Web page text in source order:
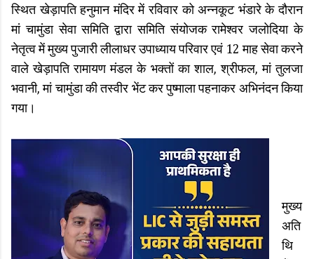
स्थित खेड़ापति हनुमान मंदिर में रविवार को अन्नकूट भंडारे के दौरान
मां चामुंडा सेवा समिति द्वारा समिति संयोजक रामेश्वर जलोदिया के
नेतृत्व में मुख्य पुजारी लीलाधर उपाध्याय परिवार एवं 12 माह सेवा करने
वाले खेड़ापति रामायण मंडल के भक्तों का शाल, श्रीफल, मां तुलजा
भवानी, मां चामुंडा की तस्वीर भेंट कर पुष्माला पहनाकर अभिनंदन किया
गया।
मुख्य
अति
थि